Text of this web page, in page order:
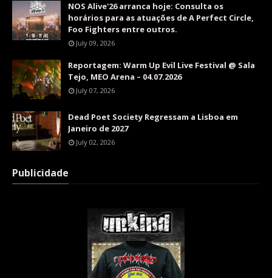
NOS Alive'26 arranca hoje: Consulta os
horários para as atuações de A Perfect Circle,
Foo Fighters entre outros.
July 09, 2026
Reportagem: Warm Up Evil Live Festival @ Sala
Tejo, MEO Arena – 04.07.2026
July 07, 2026
Dead Poet Society Regressam a Lisboa em
Janeiro de 2027
July 02, 2026
Publicidade